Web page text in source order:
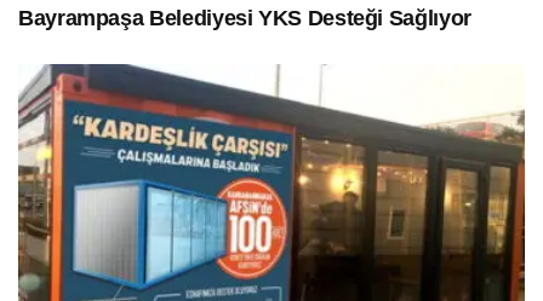
Bayrampaşa Belediyesi YKS Desteği Sağlıyor